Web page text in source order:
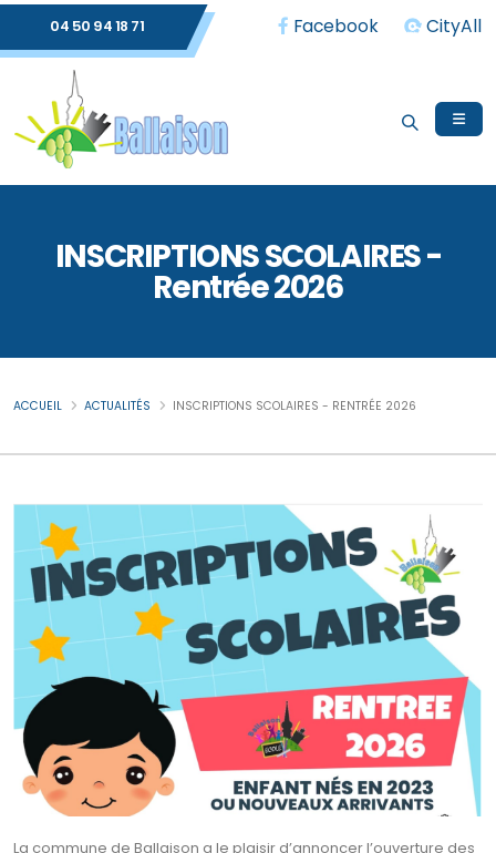
04 50 94 18 71 Facebook CityAll
INSCRIPTIONS SCOLAIRES -
Rentrée 2026
ACCUEIL ACTUALITÉS INSCRIPTIONS SCOLAIRES - RENTRÉE 2026
La commune de Ballaison a le plaisir d’annoncer l’ouverture des